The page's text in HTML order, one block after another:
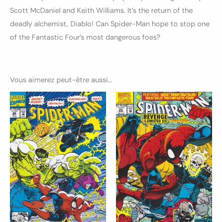
Scott McDaniel and Keith Williams. It’s the return of the
deadly alchemist, Diablo! Can Spider-Man hope to stop one
of the Fantastic Four’s most dangerous foes?
Vous aimerez peut-être aussi…
Ce
produit
a
plusieurs
variations.
Les
options
peuvent
être
choisies
Ce
a
Les
être